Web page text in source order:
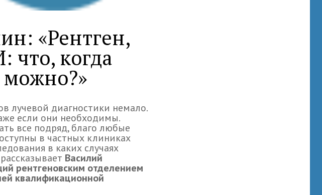
«Рентген,
что, когда
можно?»
лучевой диагностики немало.
если они необходимы.
все подряд, благо любые
в частных клиниках
в каких случаях
Василий
рентгеновским отделением
квалификационной